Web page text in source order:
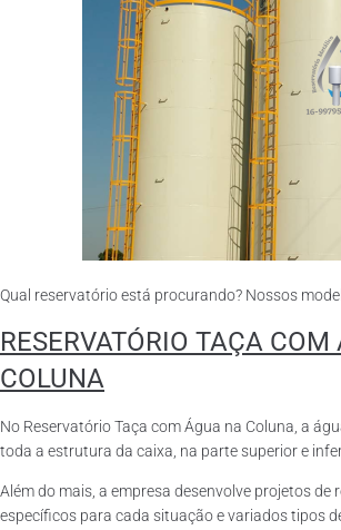
Qual reservatório está procurando? Nossos
RESERVATÓRIO TAÇA
COLUNA
No Reservatório Taça com Água na Coluna, a
toda a estrutura da caixa, na parte superior e
Além do mais, a empresa desenvolve projetos de
específicos para cada situação e variados tipos